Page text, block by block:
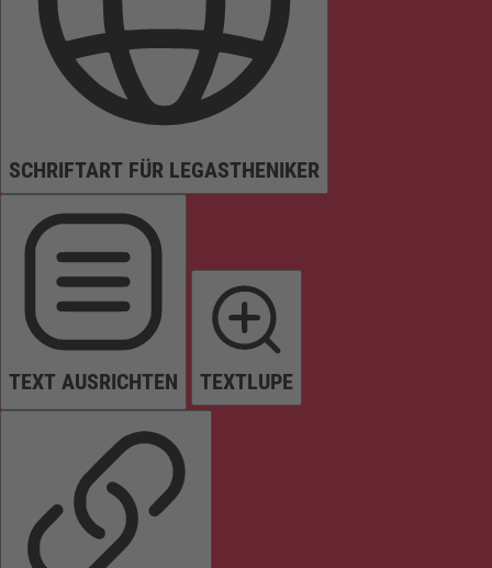
SCHRIFTART FÜR LEGASTHENIKER
TEXT AUSRICHTEN TEXTLUPE